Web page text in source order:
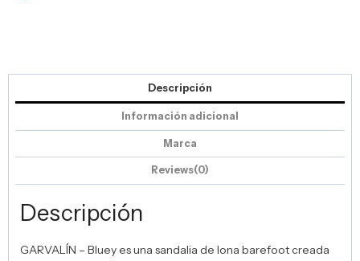
Descripción
Información adicional
Marca
Reviews(0)
Descripción
GARVALÍN – Bluey es una sandalia de lona barefoot creada